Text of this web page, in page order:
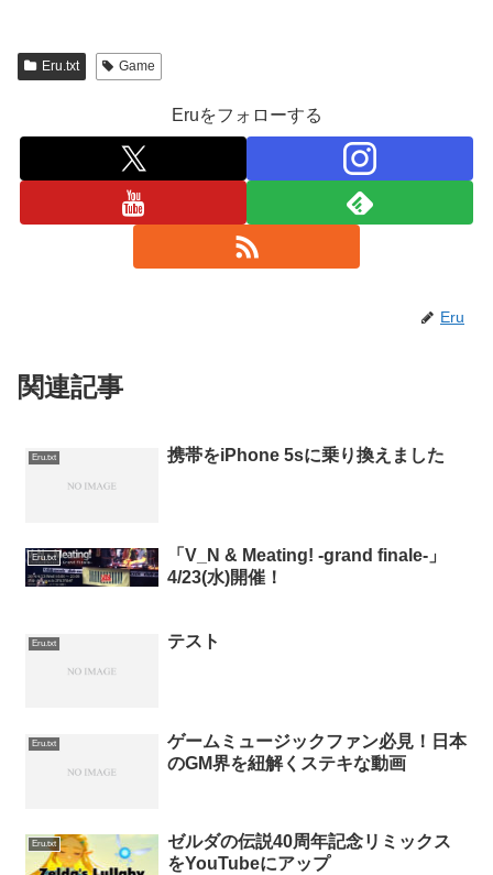
Eru.txt Game
Eruをフォローする
Eru
関連記事
Eru.txt 携帯をiPhone 5sに乗り換えました
Eru.txt
「V_N & Meating! -grand finale-」
4/23(水)開催！
Eru.txt テスト
Eru.txt
ゲームミュージックファン必見！日本
のGM界を紐解くステキな動画
Eru.txt
ゼルダの伝説40周年記念リミックス
をYouTubeにアップ